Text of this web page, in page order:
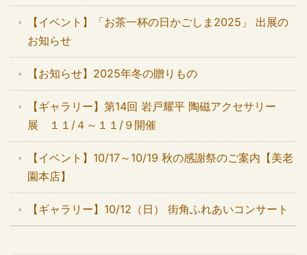
【イベント】「お茶一杯の日かごしま2025」 出展の
お知らせ
【お知らせ】2025年冬の贈りもの
【ギャラリー】第14回 岩戸耀平 陶磁アクセサリー
展 １１/４～１１/９開催
【イベント】10/17～10/19 秋の感謝祭のご案内【美老
園本店】
【ギャラリー】10/12（日） 街角ふれあいコンサート